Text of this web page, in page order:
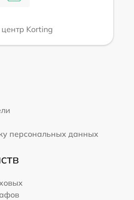
Korting
персональных данных